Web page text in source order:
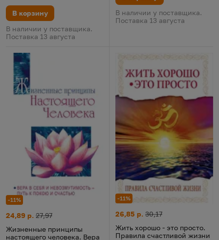
В корзину
В наличии у поставщика.
Поставка 13 августа
В наличии у поставщика.
Поставка 13 августа
-11%
Жизненные принципы настоящего человека. Вера в себя и
Цена:
24,89 р.
Старая цена:
27,97
Жизненные принципы
настоящего человека. Вера
-11%
Жить хорошо - это просто.
Цена:
26,85 р.
Старая цена:
30,17
Жить хорошо - это просто.
Правила счастливой жизни